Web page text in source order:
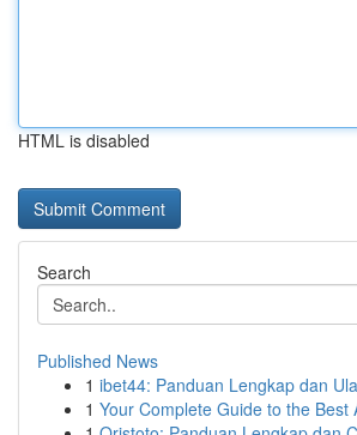
HTML is disabled
Search
Published News
1 ibet44: Panduan Lengkap dan
1 Your Complete Guide to the Best